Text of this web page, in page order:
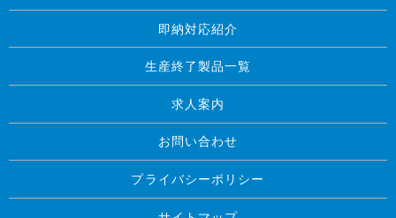
即納対応紹介
生産終了製品一覧
求人案内
お問い合わせ
プライバシーポリシー